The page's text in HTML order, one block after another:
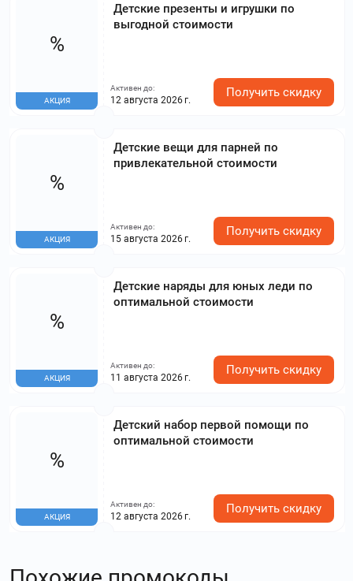
Детские презенты и игрушки по
выгодной стоимости
%
АКЦИЯ
Активен до:
12 августа 2026 г.
Получить скидку
Детские вещи для парней по
привлекательной стоимости
%
АКЦИЯ
Активен до:
15 августа 2026 г.
Получить скидку
Детские наряды для юных леди по
оптимальной стоимости
%
АКЦИЯ
Активен до:
11 августа 2026 г.
Получить скидку
Детский набор первой помощи по
оптимальной стоимости
%
АКЦИЯ
Активен до:
12 августа 2026 г.
Получить скидку